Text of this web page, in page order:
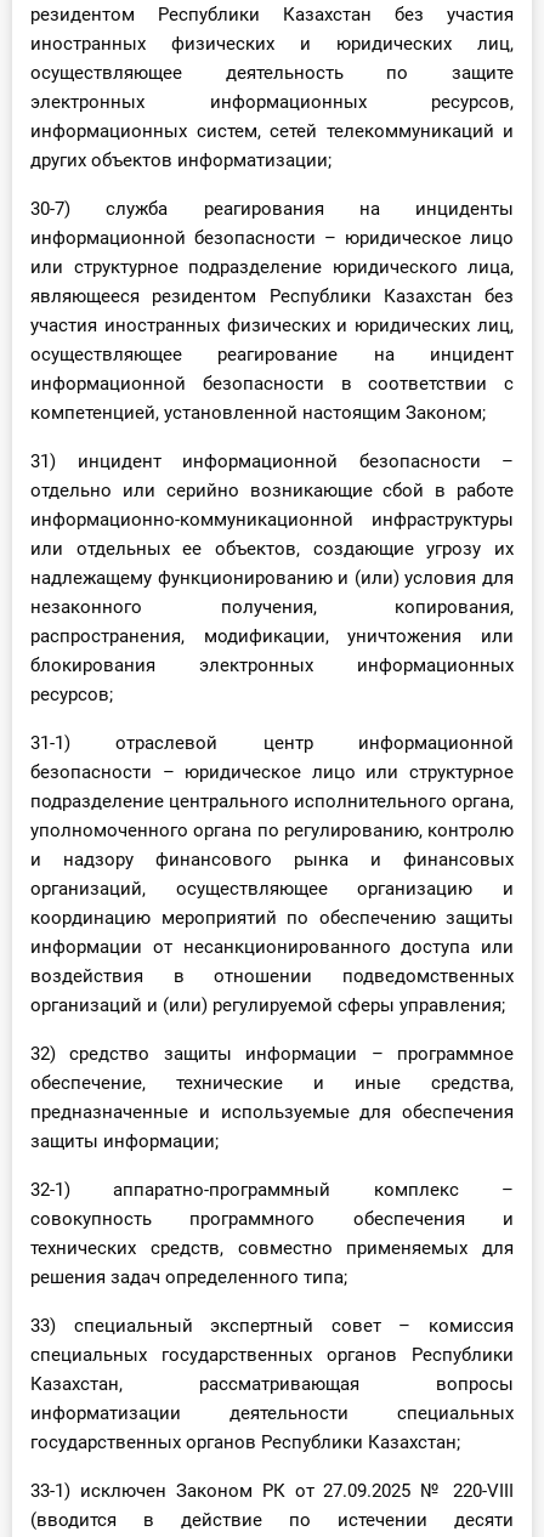
резидентом Республики Казахстан без участия
иностранных физических и юридических лиц,
осуществляющее деятельность по защите
электронных информационных ресурсов,
информационных систем, сетей телекоммуникаций и
других объектов информатизации;
30-7) служба реагирования на инциденты
информационной безопасности – юридическое лицо
или структурное подразделение юридического лица,
являющееся резидентом Республики Казахстан без
участия иностранных физических и юридических лиц,
осуществляющее реагирование на инцидент
информационной безопасности в соответствии с
компетенцией, установленной настоящим Законом;
31) инцидент информационной безопасности –
отдельно или серийно возникающие сбой в работе
информационно-коммуникационной инфраструктуры
или отдельных ее объектов, создающие угрозу их
надлежащему функционированию и (или) условия для
незаконного получения, копирования,
распространения, модификации, уничтожения или
блокирования электронных информационных
ресурсов;
31-1) отраслевой центр информационной
безопасности – юридическое лицо или структурное
подразделение центрального исполнительного органа,
уполномоченного органа по регулированию, контролю
и надзору финансового рынка и финансовых
организаций, осуществляющее организацию и
координацию мероприятий по обеспечению защиты
информации от несанкционированного доступа или
воздействия в отношении подведомственных
организаций и (или) регулируемой сферы управления;
32) средство защиты информации – программное
обеспечение, технические и иные средства,
предназначенные и используемые для обеспечения
защиты информации;
32-1) аппаратно-программный комплекс –
совокупность программного обеспечения и
технических средств, совместно применяемых для
решения задач определенного типа;
33) специальный экспертный совет – комиссия
специальных государственных органов Республики
Казахстан, рассматривающая вопросы
информатизации деятельности специальных
государственных органов Республики Казахстан;
33-1) исключен Законом РК от 27.09.2025 № 220-VIII
(вводится в действие по истечении десяти